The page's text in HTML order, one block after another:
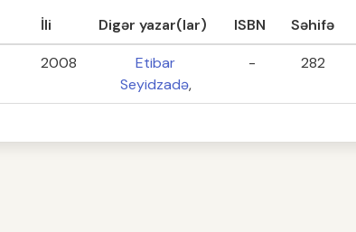
İli Digər yazar(lar) ISBN Səhifə
2008
Etibar
Seyidzadə,
- 282